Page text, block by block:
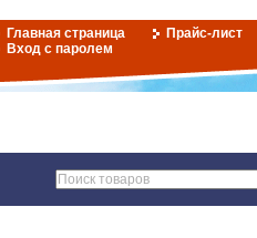
Главная страница
Прайс-лист
Вход с паролем